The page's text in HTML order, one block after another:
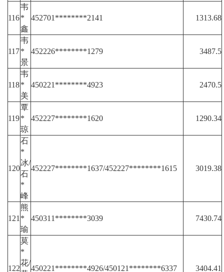
116
韦
*
鑫
452701********2141 1313.68
117
韦
*
景
452226********1279 3487.5
118
韦
*
美
450221********4923 2470.5
119
覃
*
琼
452227********1620 1290.34
120
石
*
冰/
石
*
峰
452227********1637/452227********1615 3019.38
121
熊
*
瑜
450311********3039 7430.74
122
莫
*
花/
450221********4926/450121********6337 3404.41